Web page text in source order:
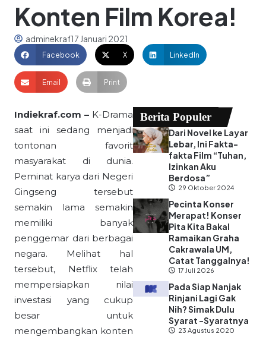
Konten Film Korea!
adminekraf17 Januari 2021
Facebook X LinkedIn
Email Print
Indiekraf.com – K-Drama
saat ini sedang menjadi
tontonan favorit
masyarakat di dunia.
Peminat karya dari Negeri
Gingseng tersebut
semakin lama semakin
memiliki banyak
penggemar dari berbagai
negara. Melihat hal
tersebut, Netflix telah
mempersiapkan nilai
investasi yang cukup
besar untuk
mengembangkan konten
Berita Populer
Dari Novel ke Layar
Lebar, Ini Fakta-
fakta Film “Tuhan,
Izinkan Aku
Berdosa”
29 Oktober 2024
Pecinta Konser
Merapat! Konser
Pita Kita Bakal
Ramaikan Graha
Cakrawala UM,
Catat Tanggalnya!
17 Juli 2026
Pada Siap Nanjak
Rinjani Lagi Gak
Nih? Simak Dulu
Syarat -Syaratnya
23 Agustus 2020